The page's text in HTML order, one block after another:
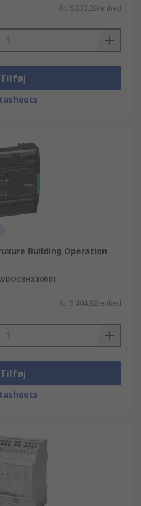
Kr. 6.833,20/enhed
Tilføj
Building Operation
Kr. 6.404,82/enhed
Tilføj